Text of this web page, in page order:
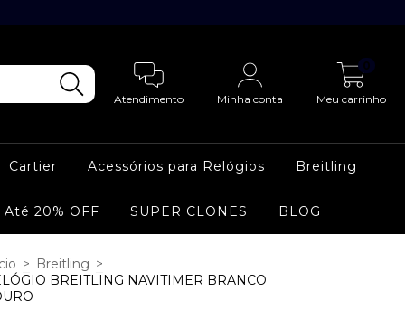
Atendimento Minha conta Meu carrinho
0
Cartier Acessórios para Relógios Breitling
20% OFF SUPER CLONES BLOG
> Breitling >
BREITLING NAVITIMER BRANCO